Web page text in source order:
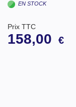
EN STOCK
Prix TTC
158,00 €